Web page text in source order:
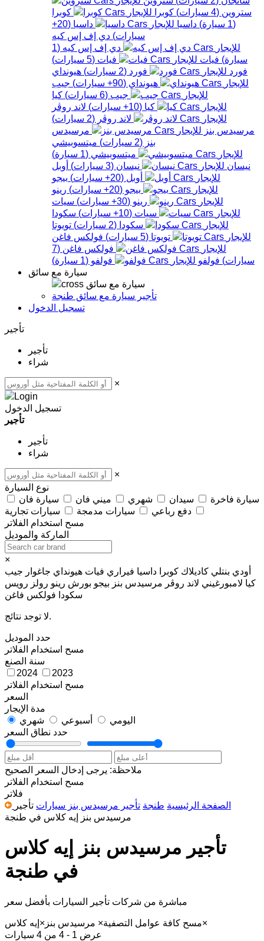
ستروين (
4 سيارات) كوبرا
كوبرا
(
1 سيارة) داسيا داسيا (
20+
سيارات) دي إف إس كيه
دي إف إس كيه (
1
سيارة) فيات فيات (
5 سيارات)
فورد
فورد (
2 سيارات) هيونداي
هيونداي (
90+ سيارات) جيب
جيب (
6 سيارات) كيا
كيا (
10+ سيارات) لاند روڤر
لاند روڤر (
2 سيارات)
مرسيدس بنز
مرسيدس
بنز (
2 سيارات) ميتسوبيشي
ميتسوبيشي (
1 سيارة)
نيسان
نيسان (
3 سيارات) أوبل
أوبل (
20+ سيارات) بيجو
بيجو (
20+ سيارات) رينو
رينو (
30+ سيارات) سيات
سيات (
10+ سيارات) سكودا
سكودا (
2 سيارات) تويوتا
تويوتا (
5 سيارات) فولكس فاغن
فولكس فاغن (
7
سيارات) فولفو فولفو (
1 سيارة)
سيارة مع سائق
سيارة مع سائق
تأجير سيارة مع سائق طنجة
تسجيل الدخول
تأجير
تأجير
شراء
×
تسجيل الدخول
تأجير
تأجير
شراء
×
نوع السيارة
سيارة فاخرة
سيدان شهري ميني فان
سيارة فان
دفع رباعي
سيارات مدمجة
سيارات تجارية
مسح استخدام الفلاتر
الماركة والموديل
×
أودي بنتلي كاديلاك كوبرا داسيا فيراري فيات هيونداي جاغوار جيب
كيا لامبورغيني لاند روڤر مرسيدس بنز بيجو بورش رينو رولز رويس
سكودا فولكس فاغن
لا توجد نتائج.
حدد الموديل
مسح استخدام الفلاتر
سنة الصنع
2024
2023
مسح استخدام الفلاتر
السعر
مدة الإيجار
اليومي
أسبوعي
شهري
حدد نطاق السعر
ملاحظة: يرجى إدخال السعر الصحيح
مسح استخدام الفلاتر
فلاتر
الصفحة الرئيسية طنجة تأجير مرسيدس بنز سيارات تأجير
مرسيدس بنز إيه كلاس في طنجة
تأجير مرسيدس بنز إيه كلاس
في طنجة
مباشرة من شركات تأجير السيارات بأفضل سعر
مسح كافة عوامل التصفية× مرسيدس بنز ×إيه كلاس
×
عرض 1 - 4 من 4 سيارات